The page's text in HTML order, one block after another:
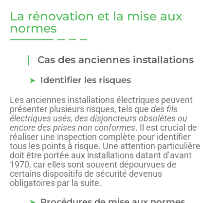
La rénovation et la mise aux
normes
Cas des anciennes installations
Identifier les risques
Les anciennes installations électriques peuvent
présenter plusieurs risques, tels que des fils
électriques usés, des disjoncteurs obsolètes ou
encore des prises non conformes. Il est crucial de
réaliser une inspection complète pour identifier
tous les points à risque. Une attention particulière
doit être portée aux installations datant d’avant
1970, car elles sont souvent dépourvues de
certains dispositifs de sécurité devenus
obligatoires par la suite.